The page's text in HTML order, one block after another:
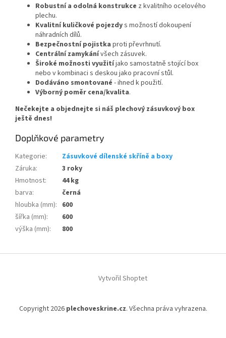
Robustní a odolná konstrukce z kvalitního ocelového
plechu.
Kvalitní kuličkové pojezdys možností dokoupení
náhradních dílů.
Bezpečnostní pojistka proti převrhnutí.
Centrální zamykánívšech zásuvek.
Široké možnosti využitíjako samostatně stojící box
nebo v kombinaci s deskou jako pracovní stůl.
Dodáváno smontované - ihned k použití.
Výborný poměr cena/kvalita.
Nečekejte a objednejte si náš plechový zásuvkový box
ještě dnes!
Doplňkové parametry
Kategorie:
Zásuvkové dílenské skříně a boxy
Záruka:
3 roky
Hmotnost:
44 kg
barva:
černá
hloubka (mm): 600
šířka (mm):
600
výška (mm): 800
Vytvořil Shoptet
Copyright 2026 plechoveskrine.cz. Všechna práva vyhrazena.